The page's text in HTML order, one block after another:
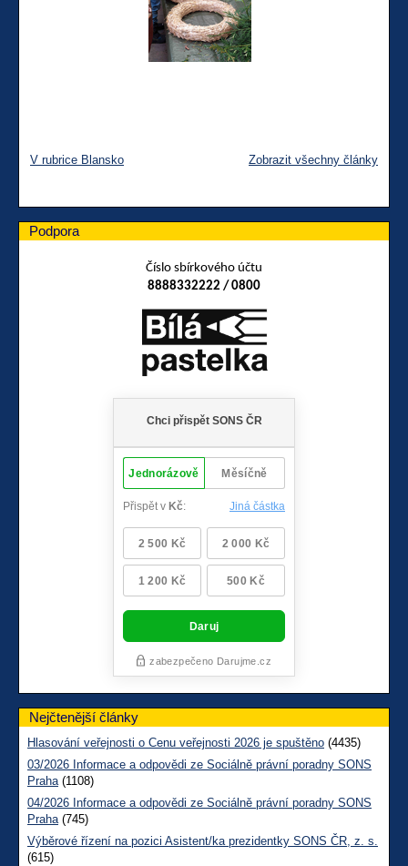
V rubrice Blansko Zobrazit všechny články
Podpora
Číslo sbírkového účtu
8888332222 / 0800
Nejčtenější články
Hlasování veřejnosti o Cenu veřejnosti 2026 je spuštěno (4435)
03/2026 Informace a odpovědi ze Sociálně právní poradny SONS
Praha(1108)
04/2026 Informace a odpovědi ze Sociálně právní poradny SONS
Praha(745)
Výběrové řízení na pozici Asistent/ka prezidentky SONS ČR, z. s.
(615)